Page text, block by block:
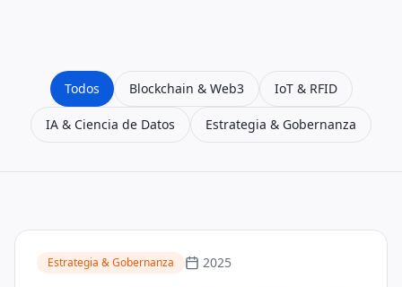
Todos Blockchain & Web3 IoT & RFID
IA & Ciencia de Datos Estrategia & Gobernanza
Estrategia & Gobernanza 2025